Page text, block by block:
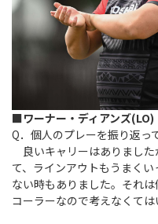
■ワーナー・ディアンズ(LO)
Q．個人のプレーを振り返っ
良いキャリーはありまし
て、ラインアウトもうまく
ない時もありました。それ
コーラーなので考えなくては